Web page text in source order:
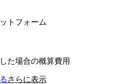
トフォーム
た場合の概算費用
さらに表示